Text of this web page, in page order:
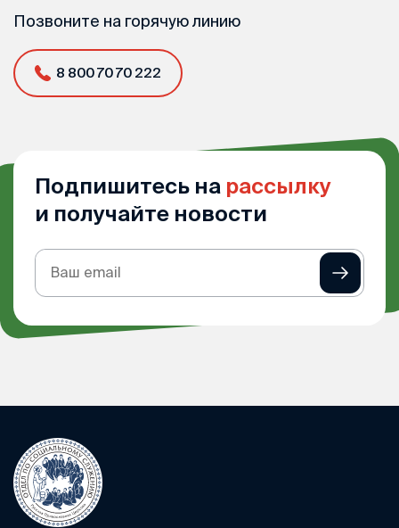
Позвоните на горячую линию
8 800 70 70 222
Подпишитесь на рассылку
и получайте новости
Подписка
на